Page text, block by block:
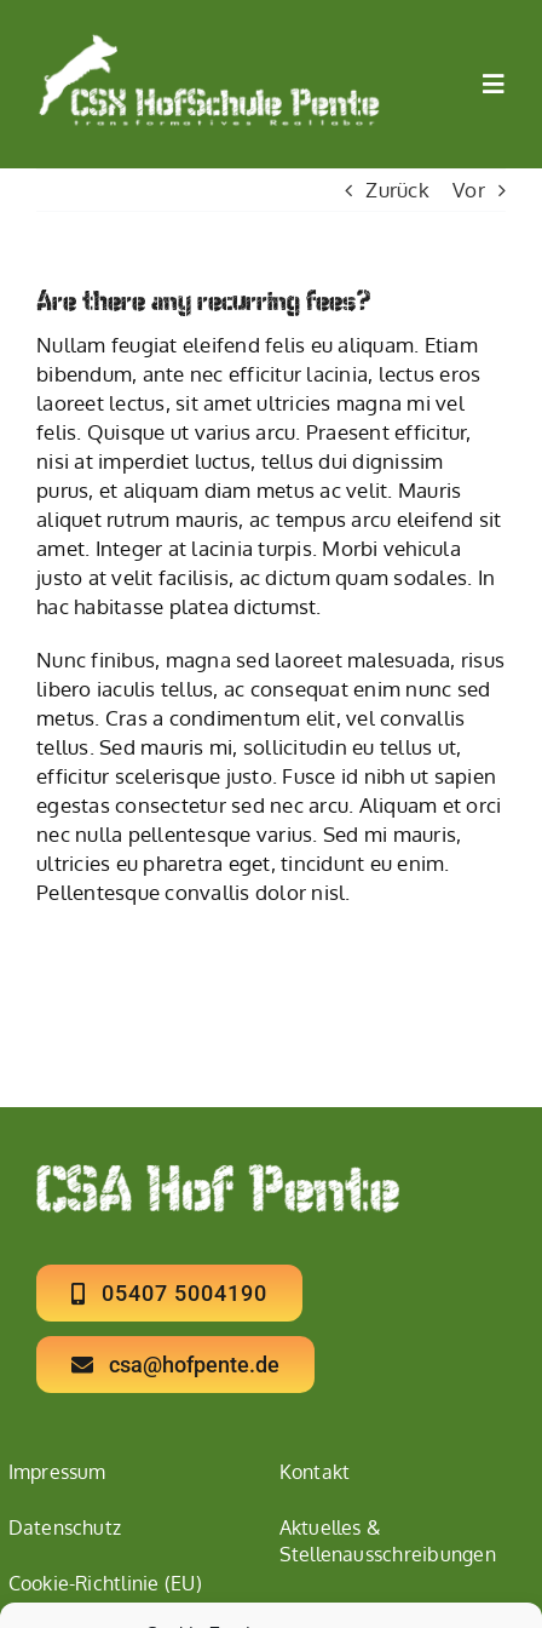
springen
WIRTSCHAFT
LERNEN
STIFTUNG
Zurück Vor
Are there any recurring fees?
Nullam feugiat eleifend felis eu aliquam. Etiam
bibendum, ante nec efficitur lacinia, lectus eros
laoreet lectus, sit amet ultricies magna mi vel
felis. Quisque ut varius arcu. Praesent efficitur,
nisi at imperdiet luctus, tellus dui dignissim
purus, et aliquam diam metus ac velit. Mauris
aliquet rutrum mauris, ac tempus arcu eleifend sit
amet. Integer at lacinia turpis. Morbi vehicula
justo at velit facilisis, ac dictum quam sodales. In
hac habitasse platea dictumst.
Nunc finibus, magna sed laoreet malesuada, risus
libero iaculis tellus, ac consequat enim nunc sed
metus. Cras a condimentum elit, vel convallis
tellus. Sed mauris mi, sollicitudin eu tellus ut,
efficitur scelerisque justo. Fusce id nibh ut sapien
egestas consectetur sed nec arcu. Aliquam et orci
nec nulla pellentesque varius. Sed mi mauris,
ultricies eu pharetra eget, tincidunt eu enim.
Pellentesque convallis dolor nisl.
05407 5004190
csa@hofpente.de
Impressum
Datenschutz
Cookie-Richtlinie (EU)
Kontakt
Aktuelles &
Stellenausschreibungen